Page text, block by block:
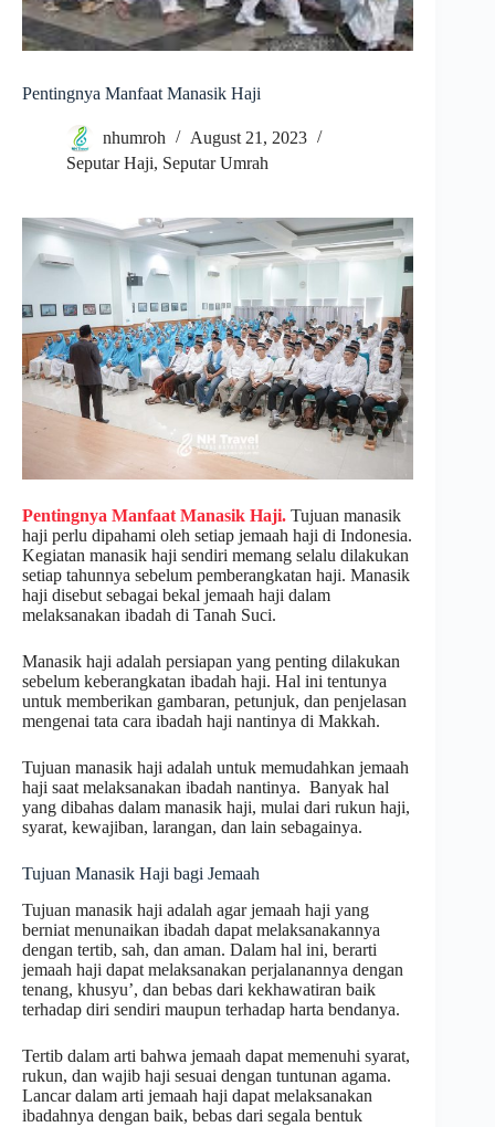
Pentingnya Manfaat Manasik Haji
nhumroh
August 21, 2023
Seputar Haji, Seputar Umrah
Pentingnya Manfaat Manasik Haji. Tujuan manasik
haji perlu dipahami oleh setiap jemaah haji di Indonesia.
Kegiatan manasik haji sendiri memang selalu dilakukan
setiap tahunnya sebelum pemberangkatan haji. Manasik
haji disebut sebagai bekal jemaah haji dalam
melaksanakan ibadah di Tanah Suci.
Manasik haji adalah persiapan yang penting dilakukan
sebelum keberangkatan ibadah haji. Hal ini tentunya
untuk memberikan gambaran, petunjuk, dan penjelasan
mengenai tata cara ibadah haji nantinya di Makkah.
Tujuan manasik haji adalah untuk memudahkan jemaah
haji saat melaksanakan ibadah nantinya. Banyak hal
yang dibahas dalam manasik haji, mulai dari rukun haji,
syarat, kewajiban, larangan, dan lain sebagainya.
Tujuan Manasik Haji bagi Jemaah
Tujuan manasik haji adalah agar jemaah haji yang
berniat menunaikan ibadah dapat melaksanakannya
dengan tertib, sah, dan aman. Dalam hal ini, berarti
jemaah haji dapat melaksanakan perjalanannya dengan
tenang, khusyu’, dan bebas dari kekhawatiran baik
terhadap diri sendiri maupun terhadap harta bendanya.
Tertib dalam arti bahwa jemaah dapat memenuhi syarat,
rukun, dan wajib haji sesuai dengan tuntunan agama.
Lancar dalam arti jemaah haji dapat melaksanakan
ibadahnya dengan baik, bebas dari segala bentuk